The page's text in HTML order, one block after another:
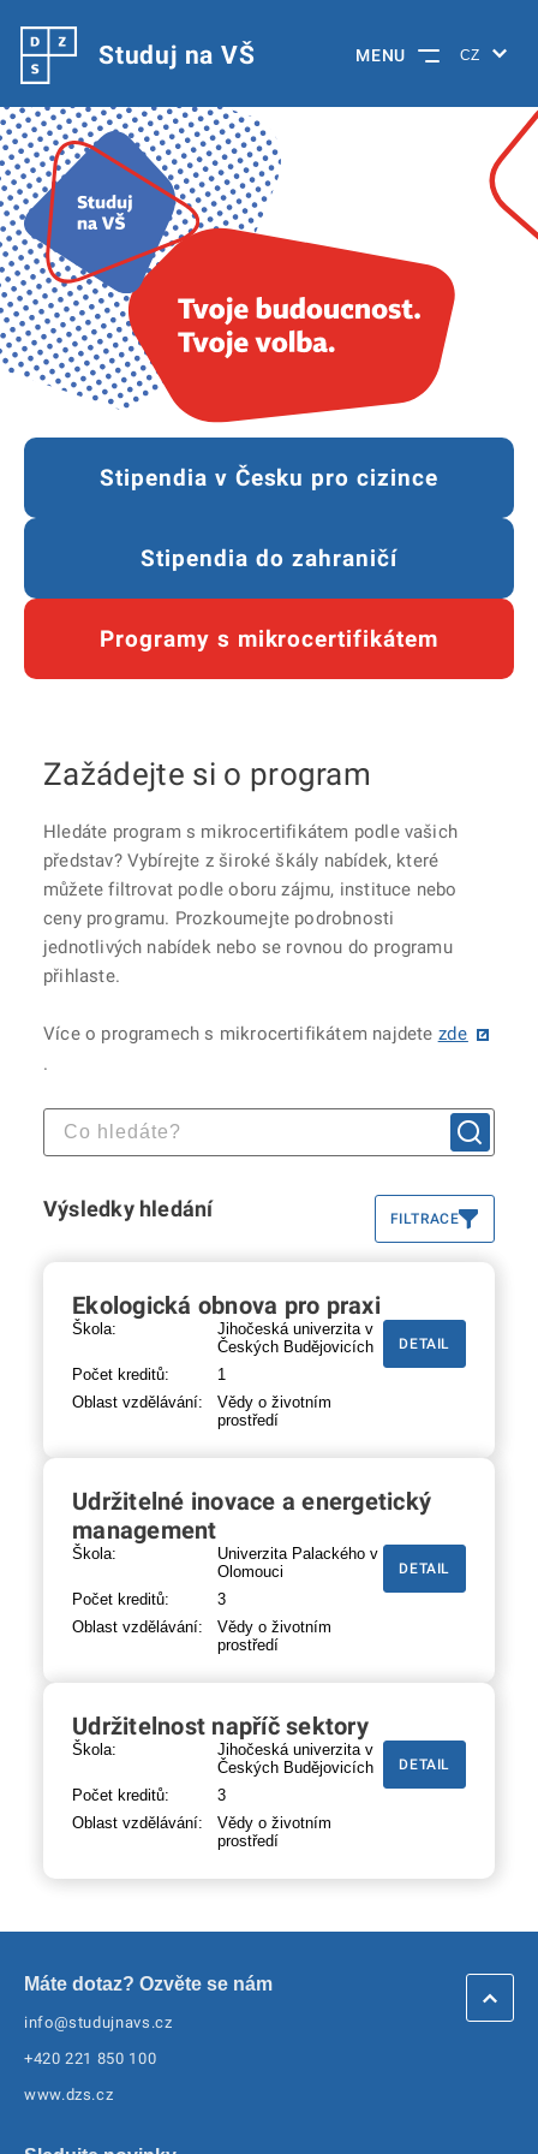
Studuj na VŠ MENU
Stipendia v Česku pro cizince
Stipendia do zahraničí
Programy s mikrocertifikátem
Zažádejte si o program
Hledáte program s mikrocertifikátem podle vašich
představ? Vybírejte z široké škály nabídek, které
můžete filtrovat podle oboru zájmu, instituce nebo
ceny programu. Prozkoumejte podrobnosti
jednotlivých nabídek nebo se rovnou do programu
přihlaste.
Více o programech s mikrocertifikátem najdete zde
.
Výsledky hledání FILTRACE
Ekologická obnova pro praxi
Škola:
Jihočeská univerzita v
Českých Budějovicích
Počet kreditů:
1
Oblast vzdělávání:
Vědy o životním
prostředí
DETAIL
Udržitelné inovace a energetický
management
Škola:
Univerzita Palackého v
Olomouci
Počet kreditů:
3
Oblast vzdělávání:
Vědy o životním
prostředí
DETAIL
Udržitelnost napříč sektory
Škola:
Jihočeská univerzita v
Českých Budějovicích
Počet kreditů:
3
Oblast vzdělávání:
Vědy o životním
prostředí
DETAIL
Máte dotaz? Ozvěte se nám
info@studujnavs.cz
+420 221 850 100
www.dzs.cz